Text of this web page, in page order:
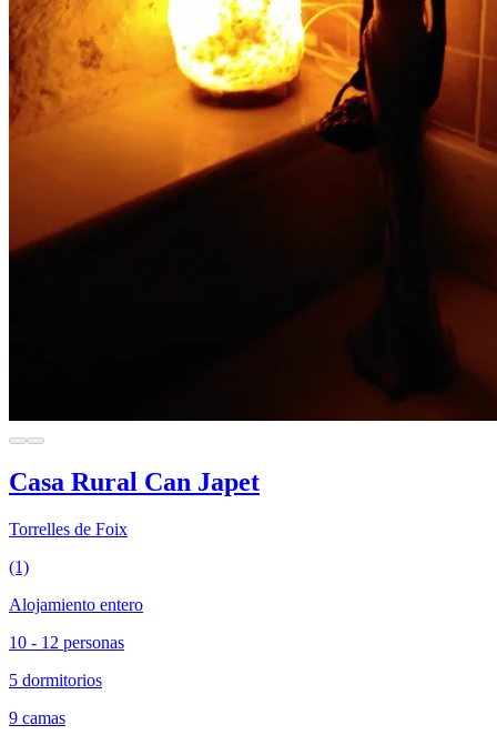
Casa Rural Can Japet
Torrelles de Foix
(1)
Alojamiento entero
10 - 12 personas
5 dormitorios
9 camas